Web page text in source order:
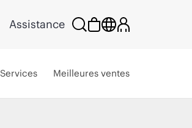
Assistance
Services Meilleures ventes